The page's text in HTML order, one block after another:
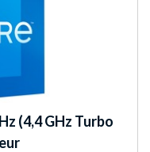
(4,4 GHz Turbo